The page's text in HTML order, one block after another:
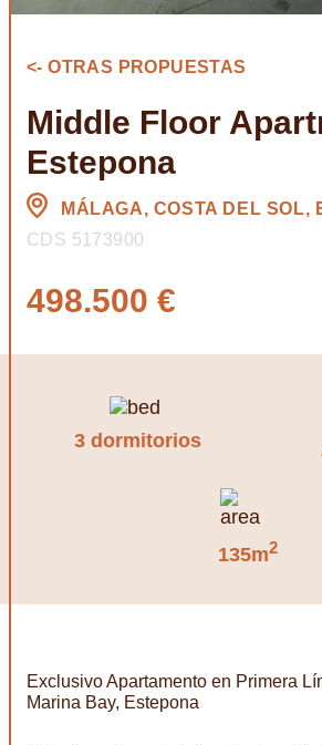
<- OTRAS PROPUESTAS
Middle Floor
Estepona
MÁLAGA, COSTA DEL SOL,
CDS 5173900
498.500 €
3 dormitorios
135m2
Exclusivo Apartamento en Primera
Marina Bay, Estepona